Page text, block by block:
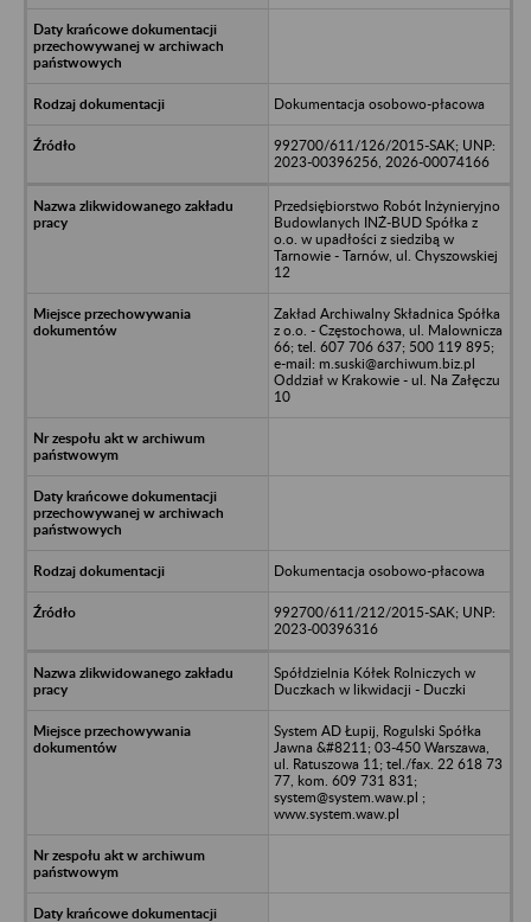
Dokumentacja osobowo-płacowa
992700/611/126/2015-SAK; UNP:
2023-00396256, 2026-00074166
Przedsiębiorstwo Robót Inżynieryjno
Budowlanych INŻ-BUD Spółka z
o.o. w upadłości z siedzibą w
Tarnowie - Tarnów, ul. Chyszowskiej
12
Zakład Archiwalny Składnica Spółka
z o.o. - Częstochowa, ul. Malownicza
66; tel. 607 706 637; 500 119 895;
e-mail: m.suski@archiwum.biz.pl
Oddział w Krakowie - ul. Na Załęczu
10
Dokumentacja osobowo-płacowa
992700/611/212/2015-SAK; UNP:
2023-00396316
Spółdzielnia Kółek Rolniczych w
Duczkach w likwidacji - Duczki
System AD Łupij, Rogulski Spółka
Jawna &#8211; 03-450 Warszawa,
ul. Ratuszowa 11; tel./fax. 22 618 73
77, kom. 609 731 831;
system@system.waw.pl ;
www.system.waw.pl